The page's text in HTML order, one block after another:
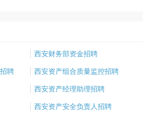
西安财务部资金招聘
聘
西安资产组合质量监控招聘
西安资产经理助理招聘
西安资产安全负责人招聘